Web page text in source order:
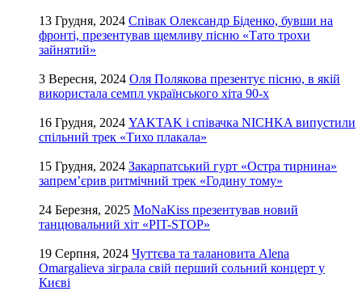
13 Грудня, 2024 Співак Олександр Біденко, бувши на
фронті, презентував щемливу пісню «Тато трохи
зайнятий»
3 Вересня, 2024 Оля Полякова презентує пісню, в якій
використала семпл українського хіта 90-х
16 Грудня, 2024 YAKTAK і співачка NICHKA випустили
спільний трек «Тихо плакала»
15 Грудня, 2024 Закарпатський гурт «Остра тирнина»
запрем’єрив ритмічний трек «Годину тому»
24 Березня, 2025 MoNaKiss презентував новий
танцювальний хіт «PIT-STOP»
19 Серпня, 2024 Чуттєва та талановита Alena
Omargalieva зіграла свій перший сольний концерт у
Києві